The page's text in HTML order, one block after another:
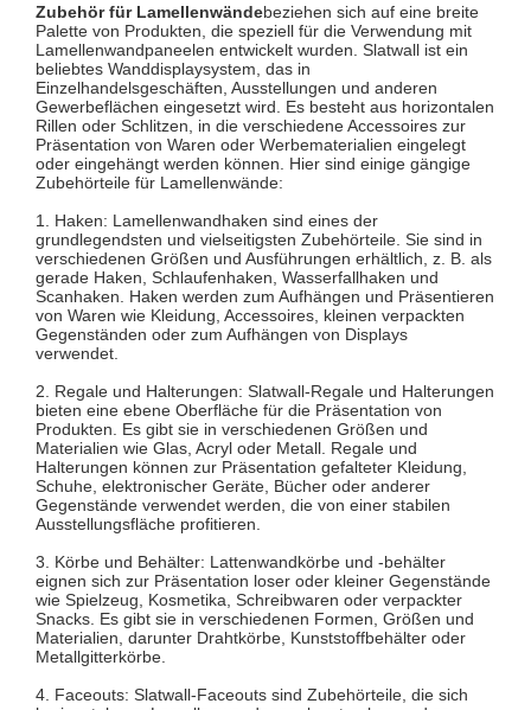
Zubehör für Lamellenwändebeziehen sich auf eine breite
Palette von Produkten, die speziell für die Verwendung mit
Lamellenwandpaneelen entwickelt wurden. Slatwall ist ein
beliebtes Wanddisplaysystem, das in
Einzelhandelsgeschäften, Ausstellungen und anderen
Gewerbeflächen eingesetzt wird. Es besteht aus horizontalen
Rillen oder Schlitzen, in die verschiedene Accessoires zur
Präsentation von Waren oder Werbematerialien eingelegt
oder eingehängt werden können. Hier sind einige gängige
Zubehörteile für Lamellenwände:
1. Haken: Lamellenwandhaken sind eines der
grundlegendsten und vielseitigsten Zubehörteile. Sie sind in
verschiedenen Größen und Ausführungen erhältlich, z. B. als
gerade Haken, Schlaufenhaken, Wasserfallhaken und
Scanhaken. Haken werden zum Aufhängen und Präsentieren
von Waren wie Kleidung, Accessoires, kleinen verpackten
Gegenständen oder zum Aufhängen von Displays
verwendet.
2. Regale und Halterungen: Slatwall-Regale und Halterungen
bieten eine ebene Oberfläche für die Präsentation von
Produkten. Es gibt sie in verschiedenen Größen und
Materialien wie Glas, Acryl oder Metall. Regale und
Halterungen können zur Präsentation gefalteter Kleidung,
Schuhe, elektronischer Geräte, Bücher oder anderer
Gegenstände verwendet werden, die von einer stabilen
Ausstellungsfläche profitieren.
3. Körbe und Behälter: Lattenwandkörbe und -behälter
eignen sich zur Präsentation loser oder kleiner Gegenstände
wie Spielzeug, Kosmetika, Schreibwaren oder verpackter
Snacks. Es gibt sie in verschiedenen Formen, Größen und
Materialien, darunter Drahtkörbe, Kunststoffbehälter oder
Metallgitterkörbe.
4. Faceouts: Slatwall-Faceouts sind Zubehörteile, die sich